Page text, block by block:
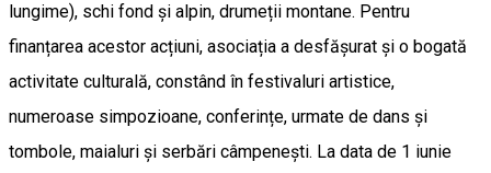
lungime), schi fond și alpin, drumeții montane. Pentru
finanțarea acestor acțiuni, asociația a desfășurat și o bogată
activitate culturală, constând în festivaluri artistice,
numeroase simpozioane, conferințe, urmate de dans și
tombole, maialuri și serbări câmpenești. La data de 1 iunie